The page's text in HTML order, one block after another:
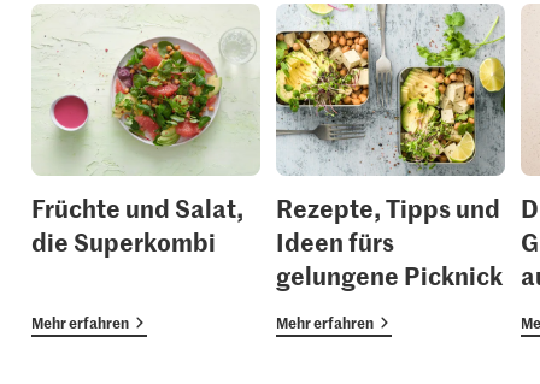
Früchte und Salat,
die Superkombi
Mehr erfahren
Rezepte, Tipps und
Ideen fürs
gelungene Picknick
Mehr erfahren